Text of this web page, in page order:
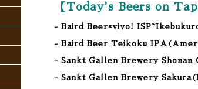
【Today's Beers on Tap!
- Baird Beer×vivo!
- Baird Beer Teikoku
- Sankt Gallen Brewery
- Sankt Gallen Brewery Sakura